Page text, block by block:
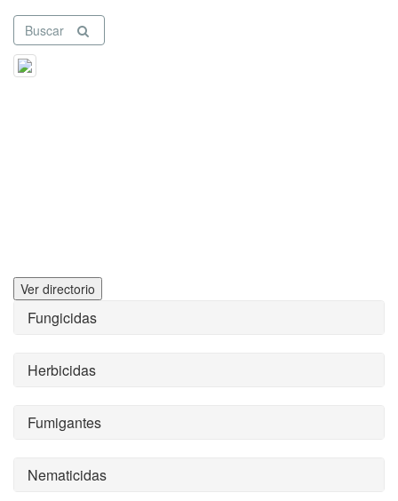
Buscar
Ver directorio
Fungicidas
Herbicidas
Fumigantes
Nematicidas